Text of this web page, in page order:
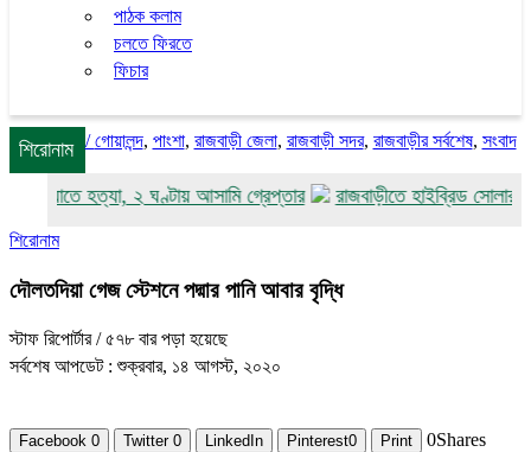
পাঠক কলাম
চলতে ফিরতে
ফিচার
শিরোনাম
হত্যা, ২ ঘণ্টায় আসামি গ্রেপ্তার
রাজবাড়ীতে হাইব্রিড
/গোয়ালন্দ, পাংশা, রাজবাড়ী জেলা, রাজবাড়ী সদর, রাজবাড়ীর সর্বশেষ, সংবাদ
শিরোনাম
দৌলতদিয়া গেজ স্টেশনে পদ্মার পানি আবার বৃদ্ধি
স্টাফ রিপোর্টার/ ৫৭৮ বার পড়া হয়েছে
সর্বশেষ আপডেট : শুক্রবার, ১৪ আগস্ট, ২০২০
Facebook 0 Twitter 0 LinkedIn Pinterest0 Print 0Shares